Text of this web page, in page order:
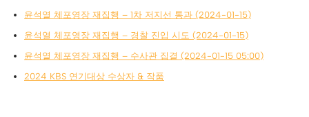
윤석열 체포영장 재집행 – 1차 저지선 통과 (2024-01-15)
윤석열 체포영장 재집행 – 경찰 진입 시도 (2024-01-15)
윤석열 체포영장 재집행 – 수사관 집결 (2024-01-15 05:00)
2024 KBS 연기대상 수상자 & 작품